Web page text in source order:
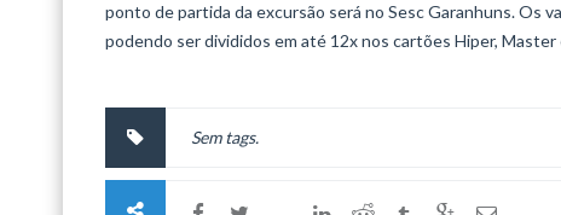
ponto de partida da excursão será no Sesc Garanhuns. Os
podendo ser divididos em até 12x nos cartões Hiper, Master
Sem tags.